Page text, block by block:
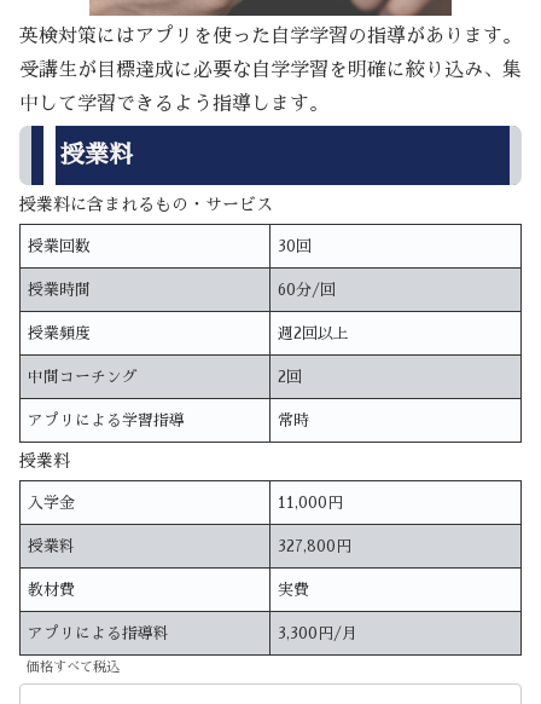
英検対策にはアプリを使った自学学習の指導があります。
受講生が目標達成に必要な自学学習を明確に絞り込み、集
中して学習できるよう指導します。
授業料
授業料に含まれるもの・サービス
授業回数 30回
授業時間 60分/回
授業頻度 週2回以上
中間コーチング 2回
アプリによる学習指導 常時
授業料
入学金 11,000円
授業料 327,800円
教材費 実費
アプリによる指導料 3,300円/月
価格すべて税込